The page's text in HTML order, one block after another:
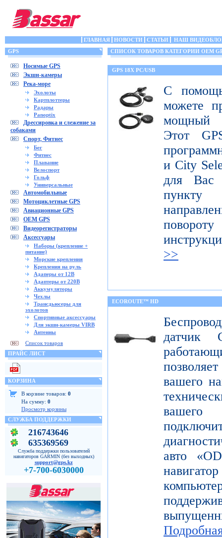
ГЛАВНАЯ НОВОСТИ СТАТЬИ
НАШ
GPS
Носимые GPS
Экшн-камеры
Река-море
Эхолоты
Картплоттеры
Радары
Panoptix
Дрессировка и слежение за
собаками
Спорт, Фитнес
Бег
Фитнес
Плавание
Велоспорт
Гольф
Универсальные
Автомобильные
Мотоциклетные GPS
Авиационные GPS
OEM GPS
Видеорегистраторы
Аксессуары
Наборы (крепление +
питание)
Морские крепления
Крепления на руль
Адаперы от 12В
Адаптеры от 220В
Аккумуляторы
Чехлы
Трансдьюсеры для
эхолотов
Спортивные аксессуары
Для экшн-камеры VIRB
Антенны
Список товаров
ПРАЙС ЛИСТ
КОРЗИНА
В корзине товаров: 0
На сумму: 0
Просмотр корзины
СЛУЖБА ПОДДЕРЖКИ
216743646
635369569
Служба поддержки пользователей
навигаторов GARMIN (без выходных)
support@gps.kz
+7-700-6030000
СПИСОК ТОВАРОВ КАТЕГОРИИ OEM
GPS 18X PC/USB
С
можете
мощный
Этот
и City
для Вас
пункту
>>
ECOROUTE™ HD
датчик
вашего
вашего
авто